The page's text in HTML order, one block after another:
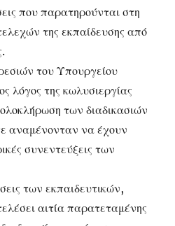
που παρατηρούνται στη
της εκπαίδευσης από
του Υπουργείου
λόγος της κωλυσιεργίας
των διαδικασιών
αναμένονταν να έχουν
συνεντεύξεις των
των εκπαιδευτικών,
αιτία παρατεταμένης